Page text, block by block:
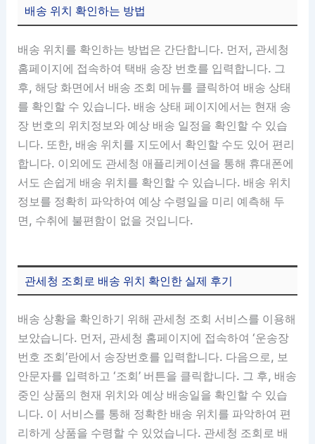
배송 위치 확인하는 방법
배송 위치를 확인하는 방법은 간단합니다. 먼저, 관세청
홈페이지에 접속하여 택배 송장 번호를 입력합니다. 그
후, 해당 화면에서 배송 조회 메뉴를 클릭하여 배송 상태
를 확인할 수 있습니다. 배송 상태 페이지에서는 현재 송
장 번호의 위치정보와 예상 배송 일정을 확인할 수 있습
니다. 또한, 배송 위치를 지도에서 확인할 수도 있어 편리
합니다. 이외에도 관세청 애플리케이션을 통해 휴대폰에
서도 손쉽게 배송 위치를 확인할 수 있습니다. 배송 위치
정보를 정확히 파악하여 예상 수령일을 미리 예측해 두
면, 수취에 불편함이 없을 것입니다.
관세청 조회로 배송 위치 확인한 실제 후기
배송 상황을 확인하기 위해 관세청 조회 서비스를 이용해
보았습니다. 먼저, 관세청 홈페이지에 접속하여 ‘운송장
번호 조회’란에서 송장번호를 입력합니다. 다음으로, 보
안문자를 입력하고 ‘조회’ 버튼을 클릭합니다. 그 후, 배송
중인 상품의 현재 위치와 예상 배송일을 확인할 수 있습
니다. 이 서비스를 통해 정확한 배송 위치를 파악하여 편
리하게 상품을 수령할 수 있었습니다. 관세청 조회로 배